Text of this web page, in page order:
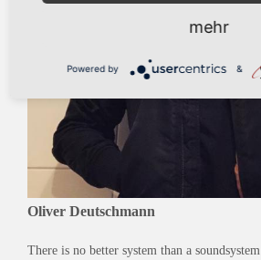
Oliver Deutschmann
There is no better system than a soundsystem
mehr
Powered by &